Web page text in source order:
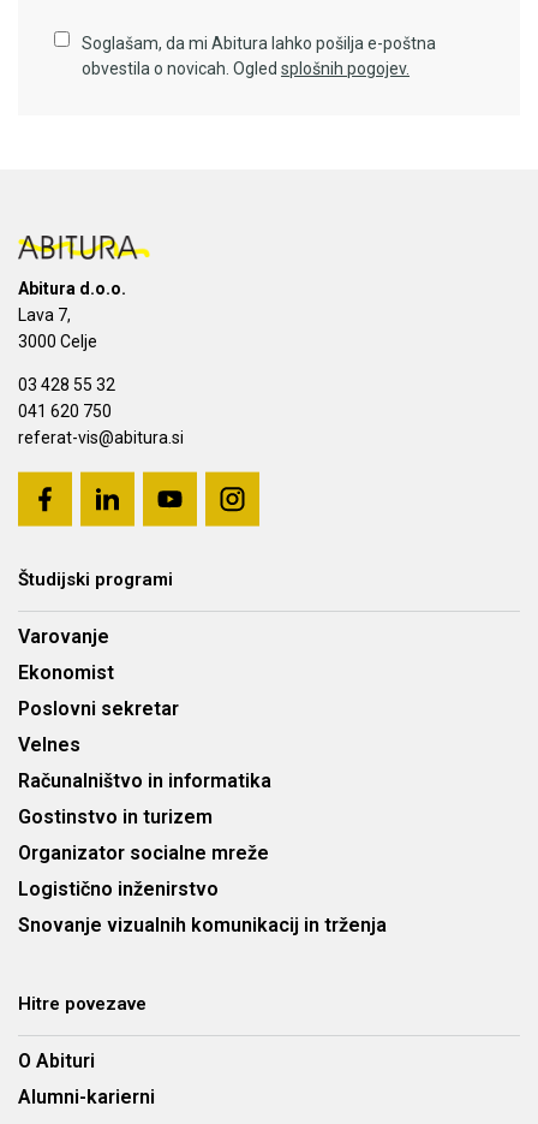
Soglašam, da mi Abitura lahko pošilja e-poštna
obvestila o novicah. Ogled splošnih pogojev.
Abitura d.o.o.
Lava 7,
3000 Celje
03 428 55 32
041 620 750
referat-vis@abitura.si
Študijski programi
Varovanje
Ekonomist
Poslovni sekretar
Velnes
Računalništvo in informatika
Gostinstvo in turizem
Organizator socialne mreže
Logistično inženirstvo
Snovanje vizualnih komunikacij in trženja
Hitre povezave
O Abituri
Alumni-karierni